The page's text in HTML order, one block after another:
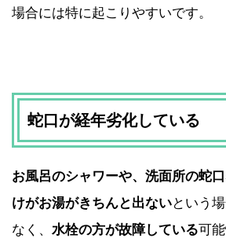
場合には特に起こりやすいです。
蛇口が経年劣化している
お風呂のシャワーや、洗面所の蛇
けがお湯がきちんと出ないという
なく、 水栓の方が故障している可